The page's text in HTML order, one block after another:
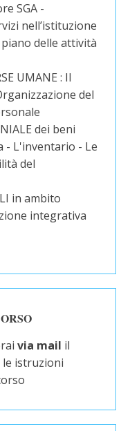
SGA -
nell’istituzione
delle attività
UMANE : Il
del
dei beni
- L'inventario - Le
del
in ambito
integrativa
via mail il
le istruzioni